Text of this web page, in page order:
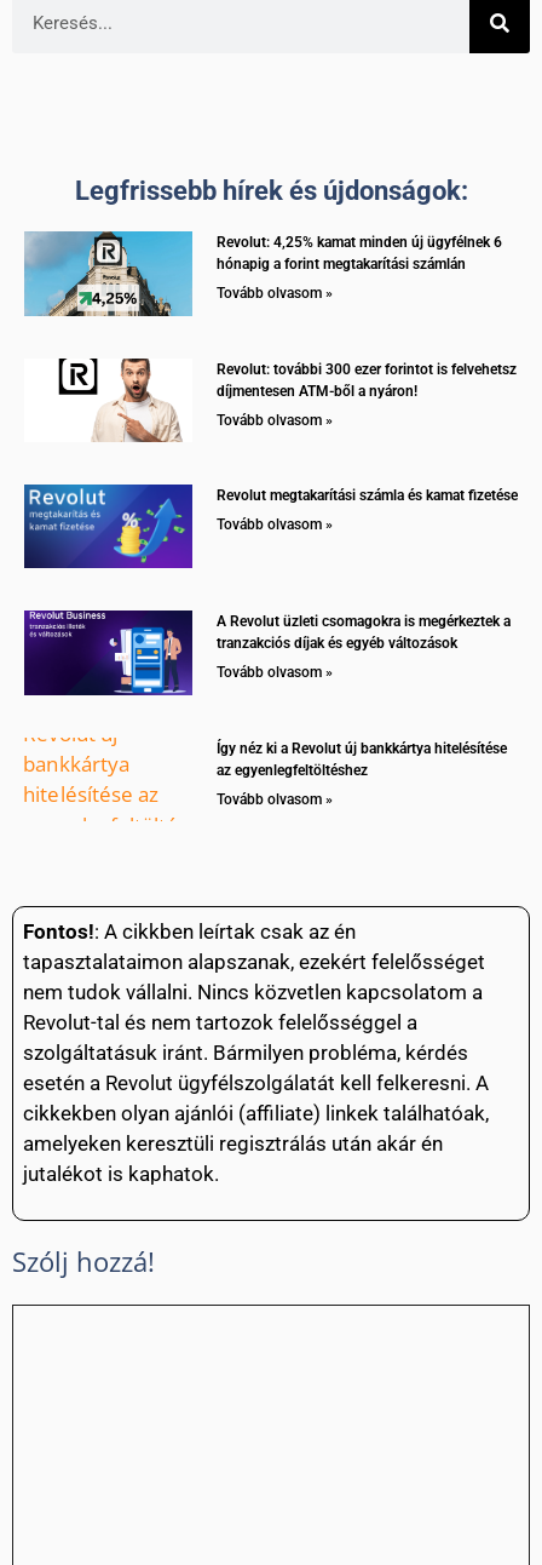
Legfrissebb hírek és újdonságok:
Revolut: 4,25% kamat minden új ügyfélnek 6
hónapig a forint megtakarítási számlán
Tovább olvasom »
Revolut: további 300 ezer forintot is felvehetsz
díjmentesen ATM-ből a nyáron!
Tovább olvasom »
Revolut megtakarítási számla és kamat fizetése
Tovább olvasom »
A Revolut üzleti csomagokra is megérkeztek a
tranzakciós díjak és egyéb változások
Tovább olvasom »
Így néz ki a Revolut új bankkártya hitelésítése
az egyenlegfeltöltéshez
Tovább olvasom »
Fontos!: A cikkben leírtak csak az én
tapasztalataimon alapszanak, ezekért felelősséget
nem tudok vállalni. Nincs közvetlen kapcsolatom a
Revolut-tal és nem tartozok felelősséggel a
szolgáltatásuk iránt. Bármilyen probléma, kérdés
esetén a Revolut ügyfélszolgálatát kell felkeresni. A
cikkekben olyan ajánlói (affiliate) linkek találhatóak,
amelyeken keresztüli regisztrálás után akár én
jutalékot is kaphatok.
Szólj hozzá!